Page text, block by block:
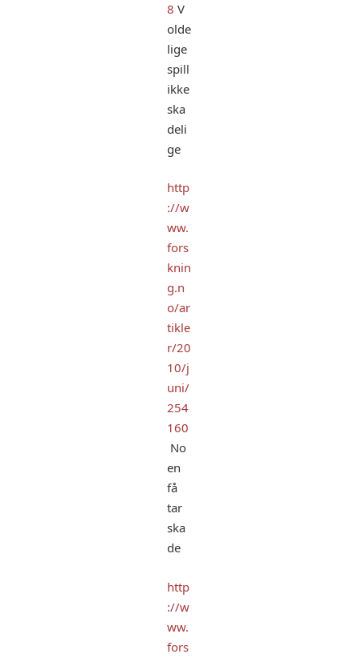
8 V
olde
lige
spill
ikke
ska
deli
ge
http
://w
ww.
fors
knin
g.n
o/ar
tikle
r/20
10/j
uni/
254
160
No
en
få
tar
ska
de
http
://w
ww.
fors